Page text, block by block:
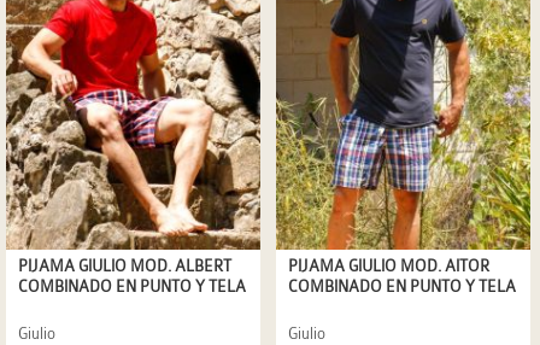
PIJAMA GIULIO MOD. ALBERT
COMBINADO EN PUNTO Y TELA
Giulio
PIJAMA GIULIO MOD. AITOR
COMBINADO EN PUNTO Y TELA
Giulio